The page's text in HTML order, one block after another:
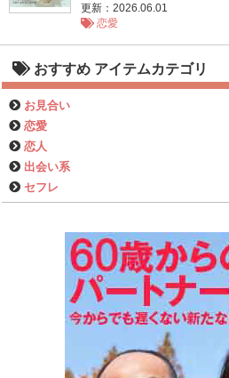
更新：2026.06.01
恋愛
おすすめ アイテムカテゴリ
お見合い
恋愛
恋人
出会い系
セフレ